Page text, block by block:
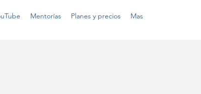
Mentorías Planes y precios Mas